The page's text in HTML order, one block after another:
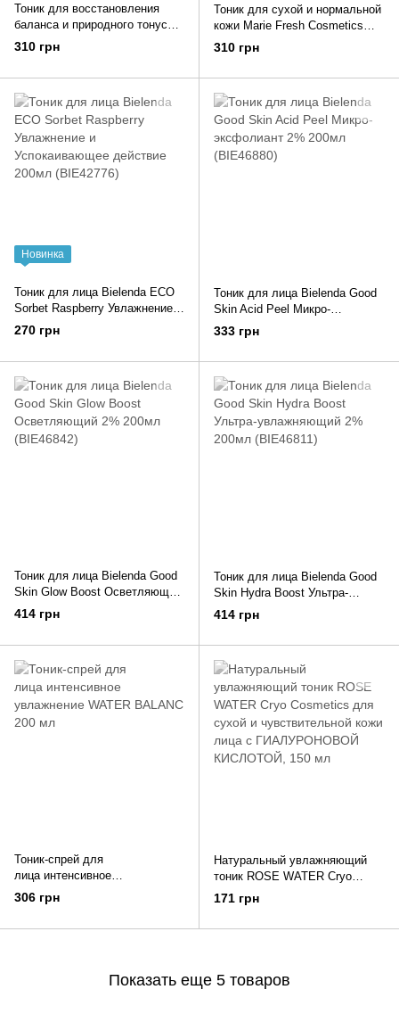
Тоник для восстановления
баланса и природного тонуса
Marie Fresh Cosmetics Tonic
150 мл
310 грн
Тоник для сухой и нормальной
кожи Marie Fresh Cosmetics
Tonic 150 мл
310 грн
Новинка
Тоник для лица Bielenda ECO
Sorbet Raspberry Увлажнение и
Успокаивающее действие
200мл (BIE42776)
270 грн
Тоник для лица Bielenda Good
Skin Acid Peel Микро-
эксфолиант 2% 200мл
(BIE46880)
333 грн
Тоник для лица Bielenda Good
Skin Glow Boost Осветляющий
2% 200мл (BIE46842)
414 грн
Тоник для лица Bielenda Good
Skin Hydra Boost Ультра-
увлажняющий 2% 200мл
(BIE46811)
414 грн
Тоник-спрей для
лица интенсивное
увлажнение WATER BALANCE
Bielenda 200 мл
306 грн
Натуральный увлажняющий
тоник ROSE WATER Cryo
Cosmetics для сухой и
чувствительной кожи лица с
171 грн
Показать еще 5 товаров